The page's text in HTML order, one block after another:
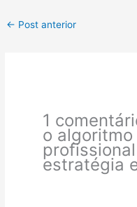
← Post anterior
1
o
estratégia